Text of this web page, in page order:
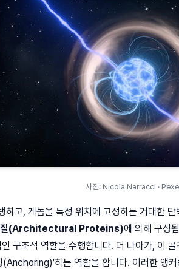
사진: Nicola Narracci ·
고, 게놈을 특정 위치에 고정하는 거대한
질(Architectural Proteins)에 의해 구성
구조적 역할을 수행합니다. 더 나아가,
하는 역할을 합니다. 이러한 앵